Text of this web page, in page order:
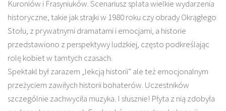
Kuroniów i Frasyniuków. Scenariusz splata wielkie wydarzenia
historyczne, takie jak strajki w 1980 roku czy obrady Okrągłego
Stołu, z prywatnymi dramatami i emocjami, a historie
przedstawiono z perspektywy ludzkiej, często podkreślając
rolę kobiet w tamtych czasach.
Spektakl był zarazem „lekcją historii” ale też emocjonalnym
przeżyciem zawiłych historii bohaterów. Uczestników
szczególnie zachwyciła muzyka. I słusznie! Płyta z nią zdobyła